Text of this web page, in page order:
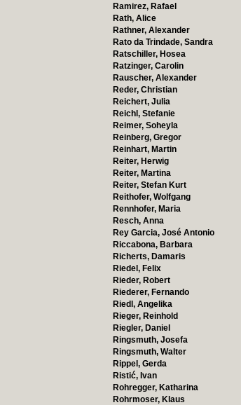
Ramirez, Rafael
Rath, Alice
Rathner, Alexander
Rato da Trindade, Sandra
Ratschiller, Hosea
Ratzinger, Carolin
Rauscher, Alexander
Reder, Christian
Reichert, Julia
Reichl, Stefanie
Reimer, Soheyla
Reinberg, Gregor
Reinhart, Martin
Reiter, Herwig
Reiter, Martina
Reiter, Stefan Kurt
Reithofer, Wolfgang
Rennhofer, Maria
Resch, Anna
Rey Garcia, José Antonio
Riccabona, Barbara
Richerts, Damaris
Riedel, Felix
Rieder, Robert
Riederer, Fernando
Riedl, Angelika
Rieger, Reinhold
Riegler, Daniel
Ringsmuth, Josefa
Ringsmuth, Walter
Rippel, Gerda
Ristić, Ivan
Rohregger, Katharina
Rohrmoser, Klaus